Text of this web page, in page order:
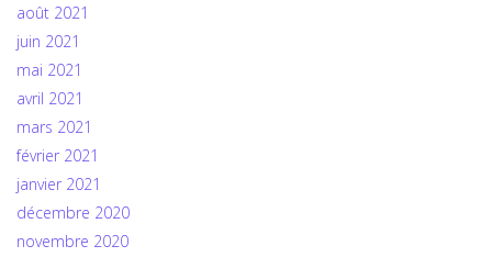
août 2021
juin 2021
mai 2021
avril 2021
mars 2021
février 2021
janvier 2021
décembre 2020
novembre 2020